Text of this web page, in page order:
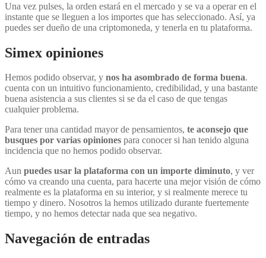
Una vez pulses, la orden estará en el mercado y se va a operar en el
instante que se lleguen a los importes que has seleccionado. Así, ya
puedes ser dueño de una criptomoneda, y tenerla en tu plataforma.
Simex opiniones
Hemos podido observar, y nos ha asombrado de forma buena.
cuenta con un intuitivo funcionamiento, credibilidad, y una bastante
buena asistencia a sus clientes si se da el caso de que tengas
cualquier problema.
Para tener una cantidad mayor de pensamientos, te aconsejo que
busques por varias opiniones para conocer si han tenido alguna
incidencia que no hemos podido observar.
Aun puedes usar la plataforma con un importe diminuto, y ver
cómo va creando una cuenta, para hacerte una mejor visión de cómo
realmente es la plataforma en su interior, y si realmente merece tu
tiempo y dinero. Nosotros la hemos utilizado durante fuertemente
tiempo, y no hemos detectar nada que sea negativo.
Navegación de entradas